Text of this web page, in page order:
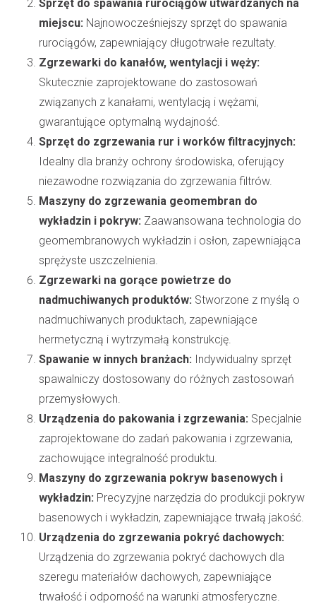
Sprzęt do spawania rurociągów utwardzanych na
miejscu: Najnowocześniejszy sprzęt do spawania
rurociągów, zapewniający długotrwałe rezultaty.
Zgrzewarki do kanałów, wentylacji i węży:
Skutecznie zaprojektowane do zastosowań
związanych z kanałami, wentylacją i wężami,
gwarantujące optymalną wydajność.
Sprzęt do zgrzewania rur i worków filtracyjnych:
Idealny dla branży ochrony środowiska, oferujący
niezawodne rozwiązania do zgrzewania filtrów.
Maszyny do zgrzewania geomembran do
wykładzin i pokryw: Zaawansowana technologia do
geomembranowych wykładzin i osłon, zapewniająca
sprężyste uszczelnienia.
Zgrzewarki na gorące powietrze do
nadmuchiwanych produktów: Stworzone z myślą o
nadmuchiwanych produktach, zapewniające
hermetyczną i wytrzymałą konstrukcję.
Spawanie w innych branżach: Indywidualny sprzęt
spawalniczy dostosowany do różnych zastosowań
przemysłowych.
Urządzenia do pakowania i zgrzewania: Specjalnie
zaprojektowane do zadań pakowania i zgrzewania,
zachowujące integralność produktu.
Maszyny do zgrzewania pokryw basenowych i
wykładzin: Precyzyjne narzędzia do produkcji pokryw
basenowych i wykładzin, zapewniające trwałą jakość.
Urządzenia do zgrzewania pokryć dachowych:
Urządzenia do zgrzewania pokryć dachowych dla
szeregu materiałów dachowych, zapewniające
trwałość i odporność na warunki atmosferyczne.